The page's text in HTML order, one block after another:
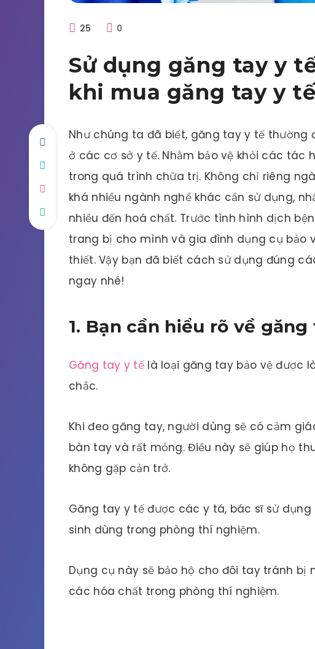
25 0
Sử dụng găng tay y
khi mua găng tay y
Như chúng ta đã biết, găng tay y tế thường
ở các cơ sở y tế. Nhằm bảo vệ khỏi các tác
trong quá trình chữa trị. Không chỉ riêng
khá nhiều ngành nghề khác cần sử dụng,
nhiều đến hoá chất. Trước tình hình dịch
trang bị cho mình và gia đình dụng cụ bảo
thiết. Vậy bạn đã biết cách sử dụng đúng
ngay nhé!
1. Bạn cần hiểu rõ về
Găng tay y tếlà loại găng tay bảo vệ được
chắc.
Khi đeo găng tay, người dùng sẽ có cảm
bàn tay và rất mỏng. Điều này sẽ giúp họ
không gặp cản trở.
Găng tay y tế được các y tá, bác sĩ sử
sinh dùng trong phòng thí nghiệm.
Dụng cụ này sẽ bảo hộ cho đôi tay tránh bị
các hóa chất trong phòng thí nghiệm.